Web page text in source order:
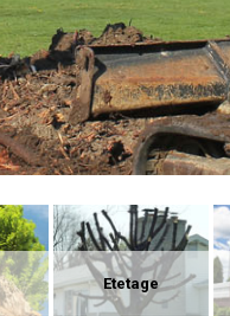
Etetage